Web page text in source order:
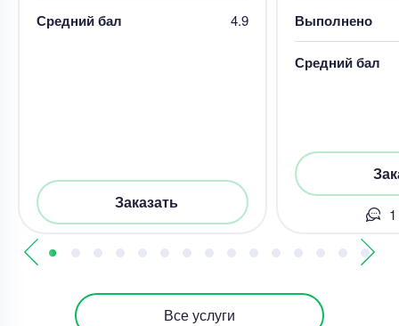
Средний бал 4.9
Заказать
Выполнено
Средний бал
Все услуги